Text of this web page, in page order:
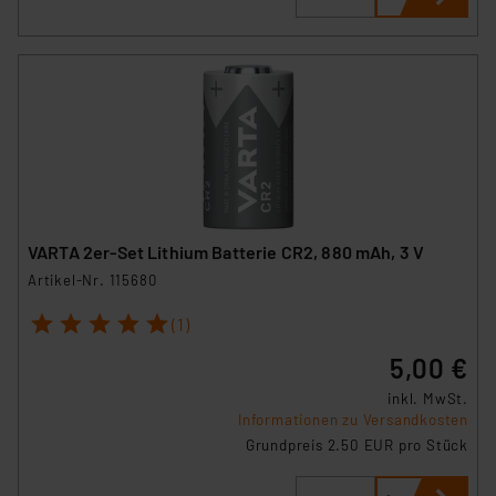
Datenschutzerklärung
VARTA 2er-Set Lithium Batterie CR2, 880 mAh, 3 V
Artikel-Nr. 115680
1 2 3 4 5 (1)
5,00 €
inkl. MwSt.
Informationen zu Versandkosten
Grundpreis 2.50 EUR pro Stück